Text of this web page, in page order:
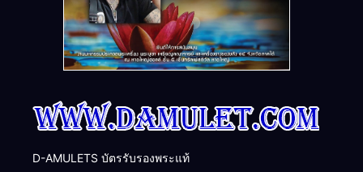
D-AMULETS บัตรรับรองพระแท้